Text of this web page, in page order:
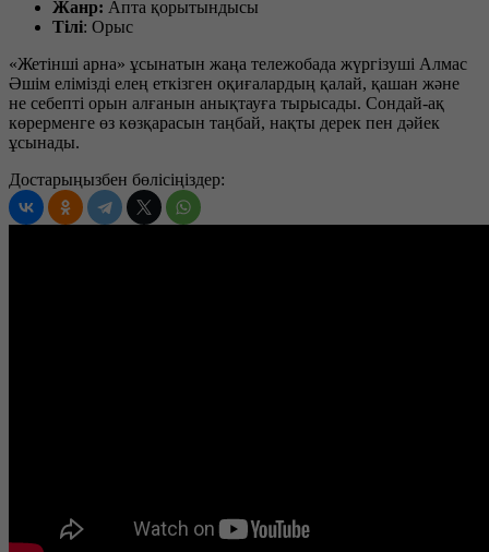
Жанр: Апта қорытындысы
Тілі: Орыс
«Жетінші арна» ұсынатын жаңа тележобада жүргізуші Алмас
Әшім елімізді елең еткізген оқиғалардың қалай, қашан және
не себепті орын алғанын анықтауға тырысады. Сондай-ақ
көрерменге өз көзқарасын таңбай, нақты дерек пен дәйек
ұсынады.
Достарыңызбен бөлісіңіздер: